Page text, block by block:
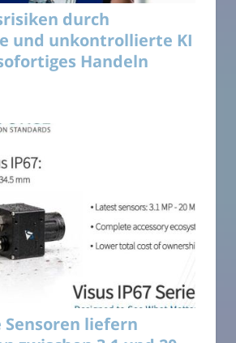
durch
und unkontrollierte KI
Handeln
liefern